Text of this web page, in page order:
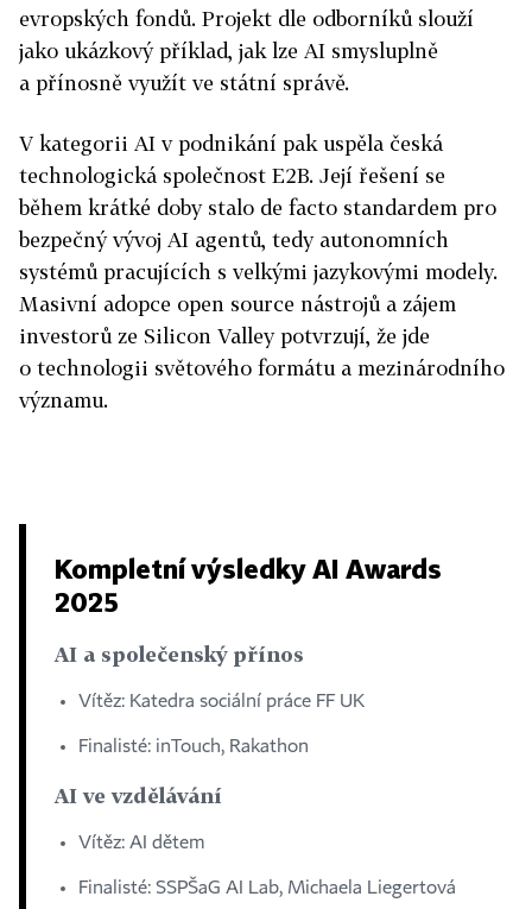
evropských fondů. Projekt dle odborníků slouží
jako ukázkový příklad, jak lze AI smysluplně
a přínosně využít ve státní správě.
V kategorii AI v podnikání pak uspěla česká
technologická společnost E2B. Její řešení se
během krátké doby stalo de facto standardem pro
bezpečný vývoj AI agentů, tedy autonomních
systémů pracujících s velkými jazykovými modely.
Masivní adopce open source nástrojů a zájem
investorů ze Silicon Valley potvrzují, že jde
o technologii světového formátu a mezinárodního
významu.
Kompletní výsledky AI Awards
2025
AI a společenský přínos
Vítěz: Katedra sociální práce FF UK
Finalisté: inTouch, Rakathon
AI ve vzdělávání
Vítěz: AI dětem
Finalisté: SSPŠaG AI Lab, Michaela Liegertová